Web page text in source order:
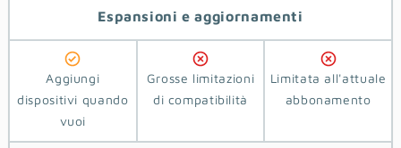
Espansioni e aggiornamenti
Aggiungi
dispositivi quando
vuoi
Grosse limitazioni
di compatibilità
Limitata all'attuale
abbonamento